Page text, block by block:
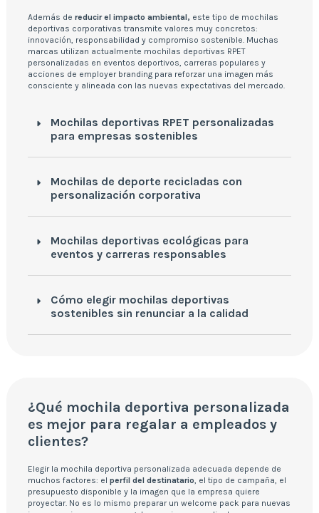
Además de reducir el impacto ambiental, este tipo de mochilas
deportivas corporativas transmite valores muy concretos:
innovación, responsabilidad y compromiso sostenible. Muchas
marcas utilizan actualmente mochilas deportivas RPET
personalizadas en eventos deportivos, carreras populares y
acciones de employer branding para reforzar una imagen más
consciente y alineada con las nuevas expectativas del mercado.
Mochilas deportivas RPET personalizadas
para empresas sostenibles
Mochilas de deporte recicladas con
personalización corporativa
Mochilas deportivas ecológicas para
eventos y carreras responsables
Cómo elegir mochilas deportivas
sostenibles sin renunciar a la calidad
¿Qué mochila deportiva personalizada
es mejor para regalar a empleados y
clientes?
Elegir la mochila deportiva personalizada adecuada depende de
muchos factores: el perfil del destinatario , el tipo de campaña, el
presupuesto disponible y la imagen que la empresa quiere
proyectar. No es lo mismo preparar un welcome pack para nuevas